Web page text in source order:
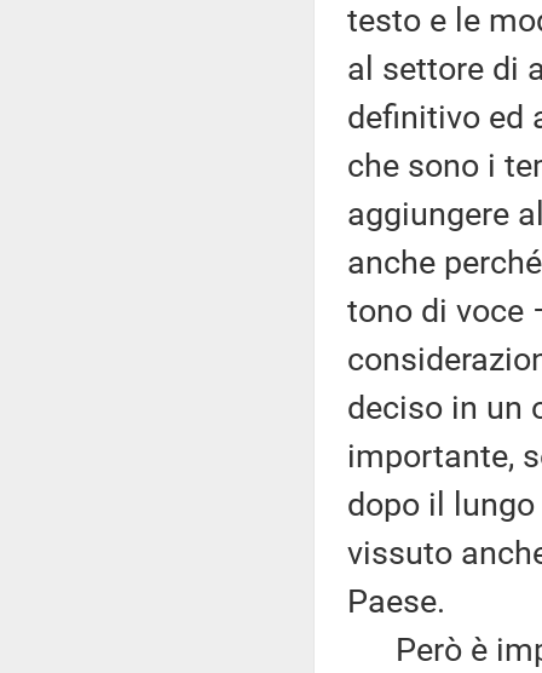
testo e le
al settore di
definitivo ed
che sono i
aggiungere
anche
tono di voce
deciso in un
importante,
dopo il
vissuto
Paese.
Però è